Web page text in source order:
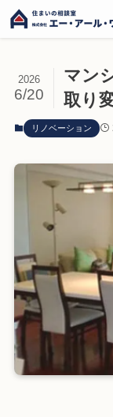
マン
取り
2026
6/20
リノベーション